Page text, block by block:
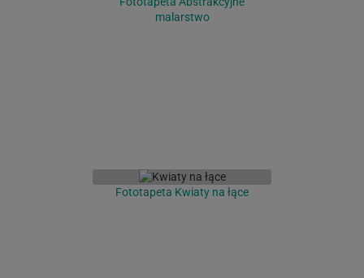
malarstwo
Fototapeta Kwiaty na łące